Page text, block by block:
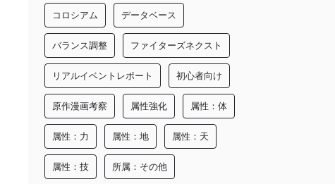
コロシアム データベース
バランス調整 ファイターズネクスト
リアルイベントレポート 初心者向け
原作漫画考察 属性強化 属性：体
属性：力 属性：地 属性：天
属性：技 所属：その他